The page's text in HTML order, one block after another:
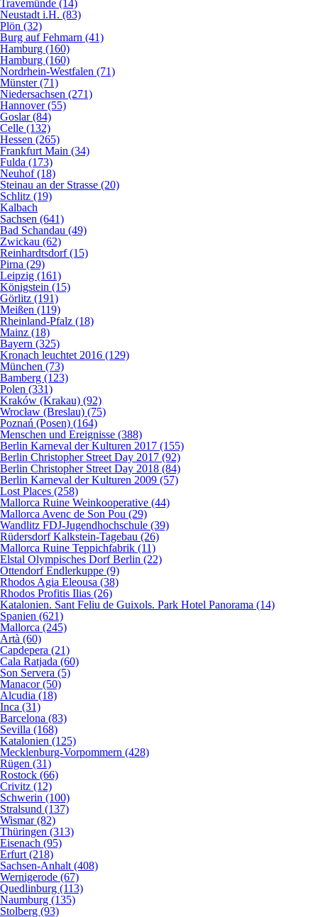
Travemünde (14)
Neustadt i.H. (83)
Plön (32)
Burg auf Fehmarn (41)
Hamburg (160)
Hamburg (160)
Nordrhein-Westfalen (71)
Münster (71)
Niedersachsen (271)
Hannover (55)
Goslar (84)
Celle (132)
Hessen (265)
Frankfurt Main (34)
Fulda (173)
Neuhof (18)
Steinau an der Strasse (20)
Schlitz (19)
Kalbach
Sachsen (641)
Bad Schandau (49)
Zwickau (62)
Reinhardtsdorf (15)
Pirna (29)
Leipzig (161)
Königstein (15)
Görlitz (191)
Meißen (119)
Rheinland-Pfalz (18)
Mainz (18)
Bayern (325)
Kronach leuchtet 2016 (129)
München (73)
Bamberg (123)
Polen (331)
Kraków (Krakau) (92)
Wrocław (Breslau) (75)
Poznań (Posen) (164)
Menschen und Ereignisse (388)
Berlin Karneval der Kulturen 2017 (155)
Berlin Christopher Street Day 2017 (92)
Berlin Christopher Street Day 2018 (84)
Berlin Karneval der Kulturen 2009 (57)
Lost Places (258)
Mallorca Ruine Weinkooperative (44)
Mallorca Avenc de Son Pou (29)
Wandlitz FDJ-Jugendhochschule (39)
Rüdersdorf Kalkstein-Tagebau (26)
Mallorca Ruine Teppichfabrik (11)
Elstal Olympisches Dorf Berlin (22)
Ottendorf Endlerkuppe (9)
Rhodos Agia Eleousa (38)
Rhodos Profitis Ilias (26)
Katalonien. Sant Feliu de Guixols. Park Hotel Panorama (14)
Spanien (621)
Mallorca (245)
Artà (60)
Capdepera (21)
Cala Ratjada (60)
Son Servera (5)
Manacor (50)
Alcudia (18)
Inca (31)
Barcelona (83)
Sevilla (168)
Katalonien (125)
Mecklenburg-Vorpommern (428)
Rügen (31)
Rostock (66)
Crivitz (12)
Schwerin (100)
Stralsund (137)
Wismar (82)
Thüringen (313)
Eisenach (95)
Erfurt (218)
Sachsen-Anhalt (408)
Wernigerode (67)
Quedlinburg (113)
Naumburg (135)
Stolberg (93)